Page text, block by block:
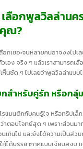
เลือกพูลวิลล่าน
ณ?
กเยอะจนหลายคนอาจงงไปเ
เอง จริง ๆ แล้วเราสามารถเ
ห็นชัด ๆ ไปเลยว่าพูลวิลล่าแบบ
สำหรับคู่รัก หรือกลุ่
แมนติกกับคนรู้ใจ หรือทริปเล็
ตอบโจทย์สุด ๆ เพราะส่วนมา
เกินไป และยังได้ความเป็นส่
ห้ได้บรรยากาศแบบเงียบสงบ